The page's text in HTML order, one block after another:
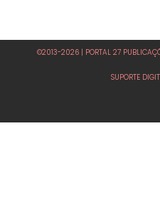
©2013-2026 | PORTAL 27
SUPORTE